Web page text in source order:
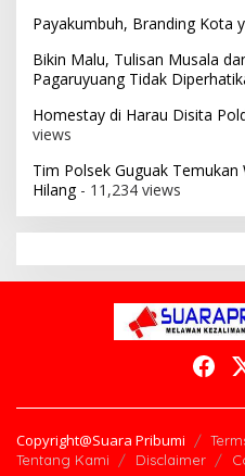
Payakumbuh, Branding Kota
Bikin Malu, Tulisan Musala
Pagaruyuang Tidak
Homestay di Harau Disita
views
Tim Polsek Guguak
Hilang- 11,234 views
Copyright@Suara Pribumi
Tentang Kami
Disclaimer